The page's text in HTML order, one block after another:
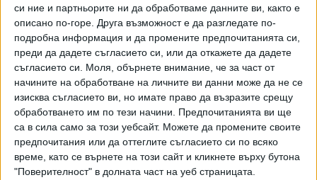
си ние и партньорите ни да обработваме данните ви, както е
описано по-горе. Друга възможност е да разгледате по-
подробна информация и да промените предпочитанията си,
преди да дадете съгласието си, или да откажете да дадете
съгласието си. Моля, обърнете внимание, че за част от
начините на обработване на личните ви данни може да не се
изисква съгласието ви, но имате право да възразите срещу
обработването им по тези начини. Предпочитанията ви ще
са в сила само за този уебсайт. Можете да промените своите
предпочитания или да оттеглите съгласието си по всяко
време, като се върнете на този сайт и кликнете върху бутона
"Поверителност" в долната част на уеб страницата.
стимул", посочи тя. Според Драгийска темата следва да
се разглежда и през призмата на това какво връща в
обществото бизнесът чрез спестените разходи - под
формата на добри цени, продоволствена сигурност,
опазване на суровини, подкрепа на местни общности,
борба срещу корупция, медийна свобода и др.
"Собствените марки на веригите са начин за предлагане
на идентично качество на по-ниски цени", посочи и
Пелагия Вячева, директор Връзки с инвеститорите на
"Софарма". Други примери, дадени от нея, бяха